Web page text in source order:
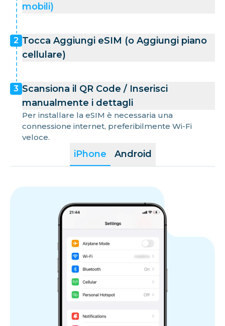
iPhone Android
mobili)
2 Tocca Aggiungi eSIM (o Aggiungi piano
cellulare)
3 Scansiona il QR Code / Inserisci
manualmente i dettagli
Per installare la eSIM è necessaria una
connessione internet, preferibilmente Wi-Fi
veloce.